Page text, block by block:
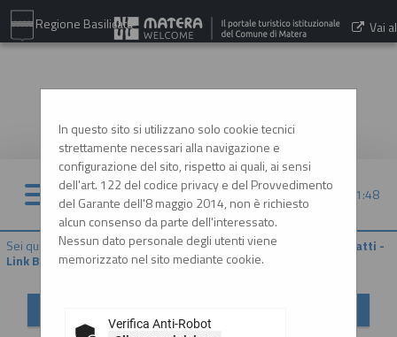
Regione Basilicata Vai al
06/08/2026 21:48
Sei qui: Home»Procedure d'appalto e contratti»Riepilogo contratti -
Link BDNCP
In questo sito si utilizzano solo cookie tecnici
strettamente necessari alla navigazione e
configurazione del sito, rispetto ai quali, ai sensi
dell'art. 122 del codice privacy e del Provvedimento
del Garante dell'8 maggio 2014, non è richiesto
alcun consenso da parte dell'interessato.
Nessun dato personale degli utenti viene
memorizzato nel sito mediante cookie.
Verifica Anti-Robot